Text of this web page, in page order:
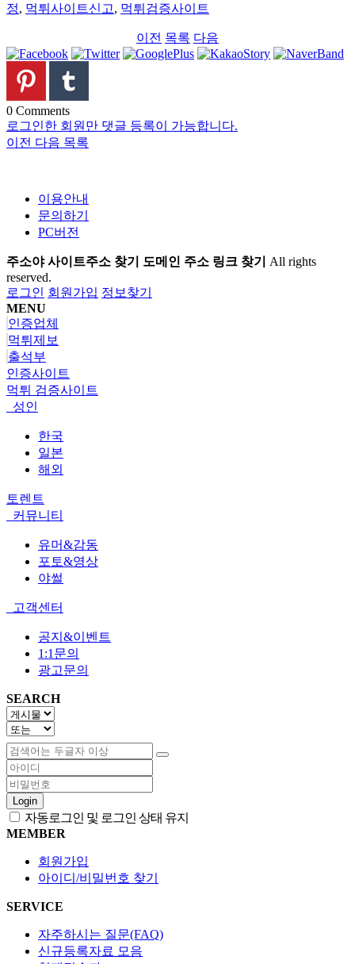
정, 먹튀사이트신고, 먹튀검증사이트
이전 목록 다음
0 Comments
로그인한 회원만 댓글 등록이 가능합니다.
이전 다음 목록
이용안내
문의하기
PC버전
주소야 사이트주소 찾기 도메인 주소 링크 찾기 All rights
reserved.
로그인 회원가입 정보찾기
MENU
인증업체
먹튀제보
출석부
인증사이트
먹튀 검증사이트
성인
한국
일본
해외
토렌트
커뮤니티
유머&감동
포토&영상
야썰
고객센터
공지&이벤트
1:1문의
광고문의
SEARCH
Login
자동로그인 및 로그인 상태 유지
MEMBER
회원가입
아이디/비밀번호 찾기
SERVICE
자주하시는 질문(FAQ)
신규등록자료 모음